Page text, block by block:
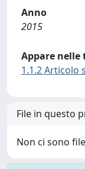
Anno
2015
Appare nelle
1.1.2 Articolo
File in questo
Non ci sono